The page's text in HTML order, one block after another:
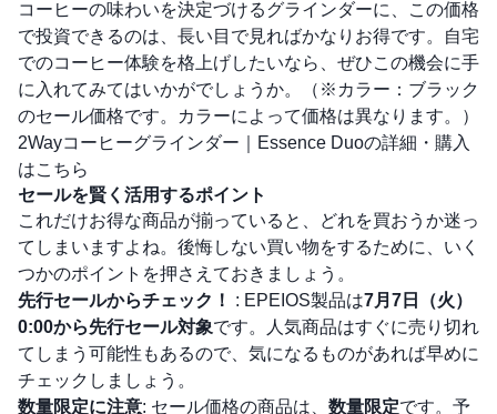
コーヒーの味わいを決定づけるグラインダーに、この価格
で投資できるのは、長い目で見ればかなりお得です。自宅
でのコーヒー体験を格上げしたいなら、ぜひこの機会に手
に入れてみてはいかがでしょうか。（※カラー：ブラック
のセール価格です。カラーによって価格は異なります。）
2Wayコーヒーグラインダー｜Essence Duoの詳細・購入
はこちら
セールを賢く活用するポイント
これだけお得な商品が揃っていると、どれを買おうか迷っ
てしまいますよね。後悔しない買い物をするために、いく
つかのポイントを押さえておきましょう。
先行セールからチェック！
: EPEIOS製品は7月7日（火）
0:00から先行セール対象です。人気商品はすぐに売り切れ
てしまう可能性もあるので、気になるものがあれば早めに
チェックしましょう。
数量限定に注意: セール価格の商品は、 数量限定です。予